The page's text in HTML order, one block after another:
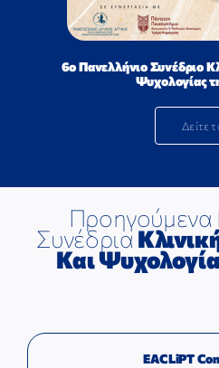
6ο Πανελλήνιο Συνέδριο
Ψυχολογίας
Δείτε
Προηγούμενα
Συνέδρια
Και
EACLiPT